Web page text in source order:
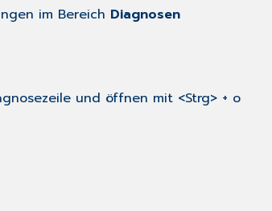
im Bereich Diagnosen
und öffnen mit <Strg> + o